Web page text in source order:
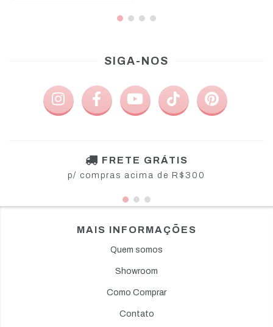
SIGA-NOS
FRETE GRÁTIS
p/ compras acima de R$300
MAIS INFORMAÇÕES
Quem somos
Showroom
Como Comprar
Contato